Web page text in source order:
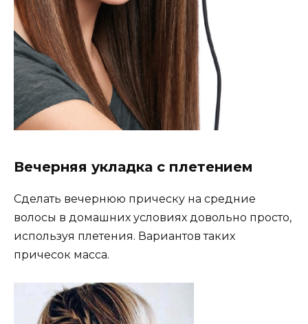
Вечерняя укладка с плетением
Сделать вечернюю прическу на средние
волосы в домашних условиях довольно просто,
используя плетения. Вариантов таких
причесок масса.